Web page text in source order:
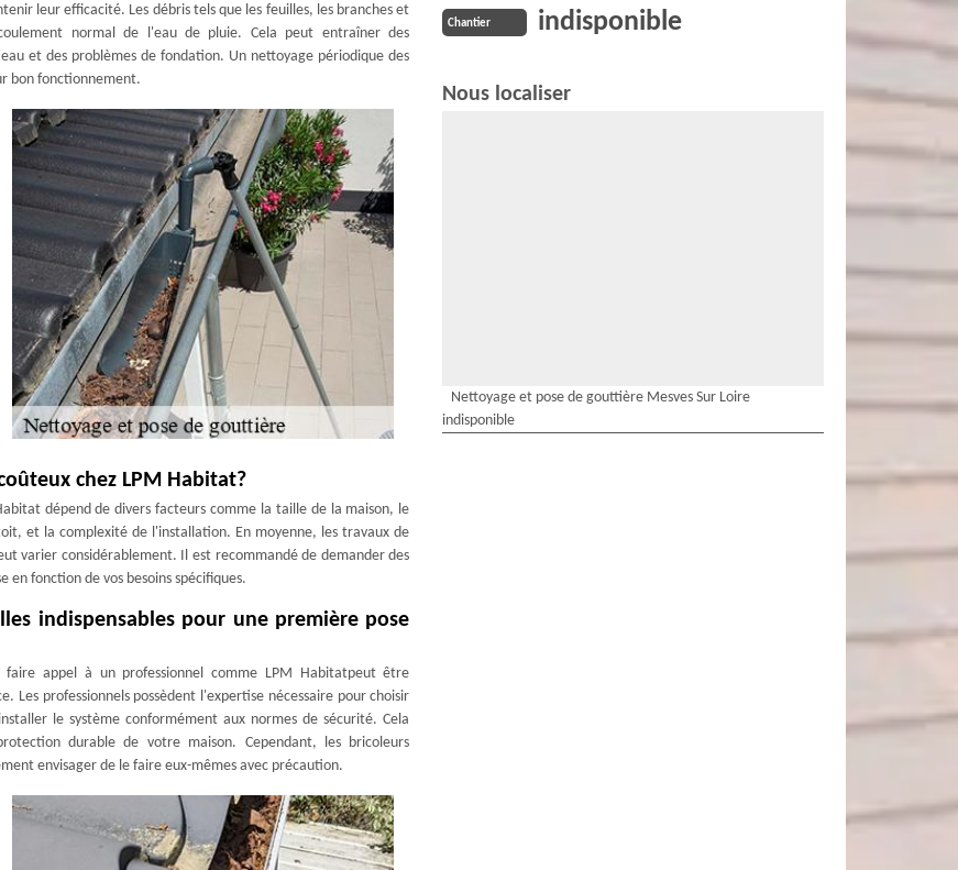
leur efficacité. Les débris tels que les feuilles, les branches et
normal de l'eau de pluie. Cela peut entraîner des
et des problèmes de fondation. Un nettoyage périodique des
bon fonctionnement.
chez LPM Habitat?
dépend de divers facteurs comme la taille de la maison, le
et la complexité de l'installation. En moyenne, les travaux de
varier considérablement. Il est recommandé de demander des
fonction de vos besoins spécifiques.
indispensables pour une première pose
appel à un professionnel comme LPM Habitatpeut être
professionnels possèdent l'expertise nécessaire pour choisir
le système conformément aux normes de sécurité. Cela
durable de votre maison. Cependant, les bricoleurs
envisager de le faire eux-mêmes avec précaution.
Chantier indisponible
Nous localiser
Nettoyage et pose de gouttière Mesves Sur Loire
indisponible